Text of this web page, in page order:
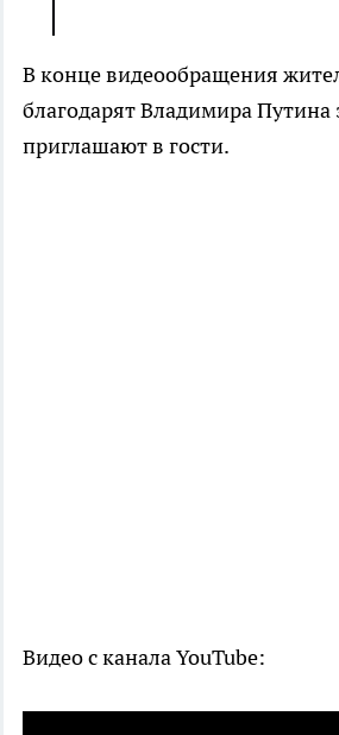
В конце видеообращения
благодарят Владимира
приглашают в гости.
Видео с канала YouTube: